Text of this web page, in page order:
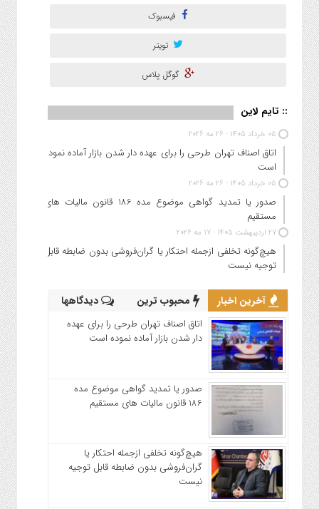
فیسبوک
تویتر
گوگل پلاس
:: تایم لاین
05 خرداد 1405 - 26 مه 2026
اتاق اصناف تهران طرحی را برای عهده دار شدن بازار آماده نموده
است
05 خرداد 1405 - 26 مه 2026
صدور یا تمدید گواهی موضوع مده 186 قانون مالیات های
مستقیم
27 اردیبهشت 1405 - 17 مه 2026
هیچ‌گونه تخلفی ازجمله احتکار یا گران‌فروشی بدون ضابطه قابل
توجیه نیست
آخرین اخبار محبوب ترین دیدگاهها
اتاق اصناف تهران طرحی را برای عهده
دار شدن بازار آماده نموده است
صدور یا تمدید گواهی موضوع مده
186 قانون مالیات های مستقیم
هیچ‌گونه تخلفی ازجمله احتکار یا
گران‌فروشی بدون ضابطه قابل توجیه
نیست